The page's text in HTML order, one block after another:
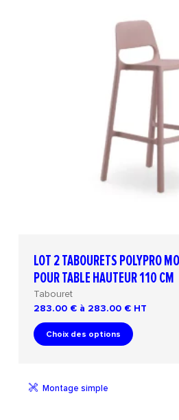
LOT 2 TABOURETS POLYPRO
POUR TABLE HAUTEUR 110 CM
Tabouret
283.00 € à 283.00 € HT
Choix des options
Montage simple